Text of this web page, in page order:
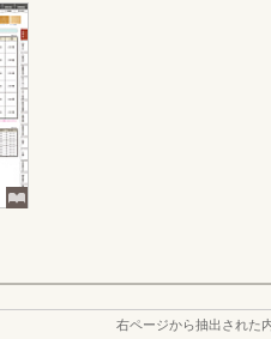
右ページから抽出された